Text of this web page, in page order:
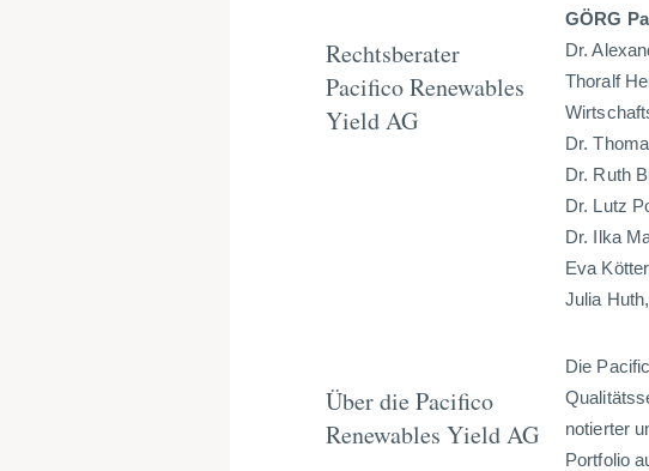
Rechtsberater
Pacifico Renewables
Yield AG
GÖRG
Dr.
Thoralf
Dr.
Dr. Ruth
Dr. Lutz
Dr. Ilka
Eva
Julia
Über die Pacifico
Renewables Yield AG
Die
notierter
Portfolio